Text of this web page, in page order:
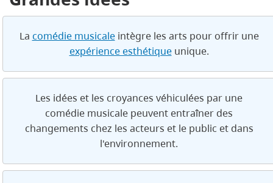
La comédie musicaleintègre les arts pour offrir une
expérience esthétiqueunique.
Les idées et les croyances véhiculées par une
comédie musicale peuvent entraîner des
changements chez les acteurs et le public et dans
l'environnement.